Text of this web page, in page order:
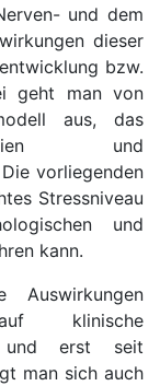
und dem
dieser
bzw.
geht man von
aus, das
und
vorliegenden
Stressniveau
und
kann.
Auswirkungen
klinische
und erst seit
man sich auch